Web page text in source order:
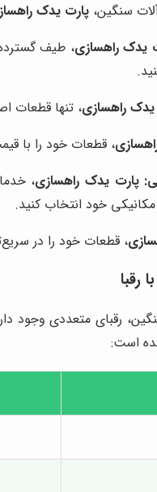
سنگین، پارت یدک
یدک راهسازی، طیف
یدک راهسازی، تنها قطعات
، قطعات خود را با
پارت یدک راهسازی،
خود انتخاب کنید.
، قطعات خود را در
با رقبا
رقبای متعددی وجود
است: